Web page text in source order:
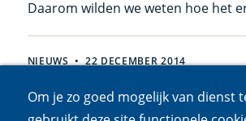
Om je zo goed mogelijk van dienst
Daarom wilden we weten hoe het
We riepen 4 oktober uit tot
achtertuin en de resultaten aan
NIEUWS 22 DECEMBER 2014
De 68e Algemene Vergadering van